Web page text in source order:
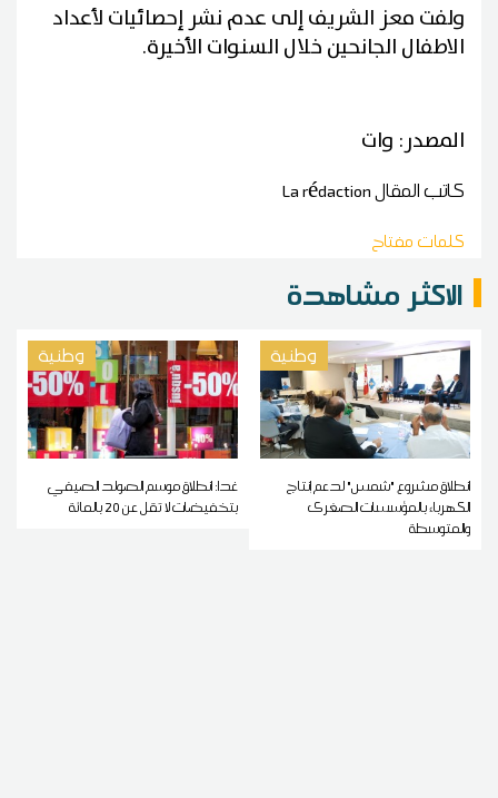
ولفت معز الشريف إلى عدم نشر إحصائيات لأعداد
الاطفال الجانحين خلال السنوات الأخيرة.
المصدر: وات
كاتب المقالLa rédaction
كلمات مفتاح
الاكثر مشاهدة
وطنية
انطلاق مشروع "شمس" لدعم إنتاج
الكهرباء بالمؤسسات الصغرى
والمتوسطة
وطنية
غدا: انطلاق موسم الصولد الصيفي
بتخفيضات لا تقل عن 20 بالمائة